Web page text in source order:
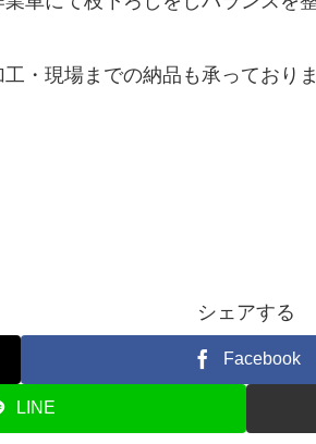
・現場までの納品も承っておりま
シェアする
Facebook
LINE